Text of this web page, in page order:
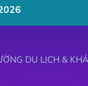
DU LỊCH &